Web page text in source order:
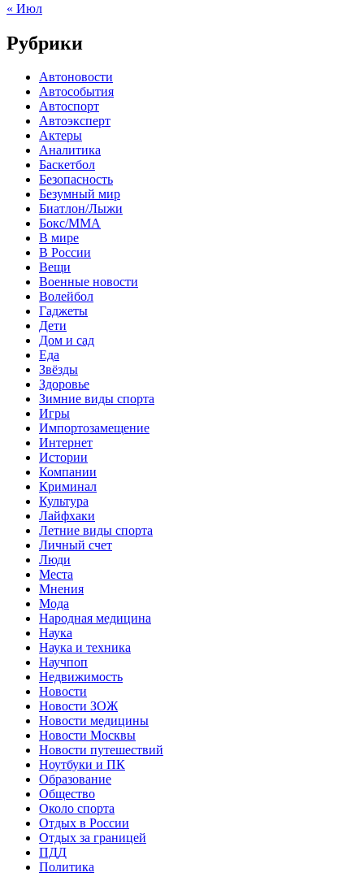
« Июл
Рубрики
Автоновости
Автособытия
Автоспорт
Автоэксперт
Актеры
Аналитика
Баскетбол
Безопасность
Безумный мир
Биатлон/Лыжи
Бокс/MMA
В мире
В России
Вещи
Военные новости
Волейбол
Гаджеты
Дети
Дом и сад
Еда
Звёзды
Здоровье
Зимние виды спорта
Игры
Импортозамещение
Интернет
Истории
Компании
Криминал
Культура
Лайфхаки
Летние виды спорта
Личный счет
Люди
Места
Мнения
Мода
Народная медицина
Наука
Наука и техника
Научпоп
Недвижимость
Новости
Новости ЗОЖ
Новости медицины
Новости Москвы
Новости путешествий
Ноутбуки и ПК
Образование
Общество
Около спорта
Отдых в России
Отдых за границей
ПДД
Политика